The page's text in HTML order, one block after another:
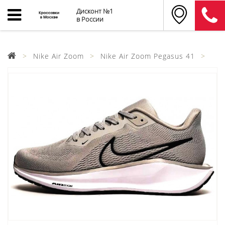
Дисконт №1
в России
Nike Air Zoom Nike Air Zoom Pegasus 41